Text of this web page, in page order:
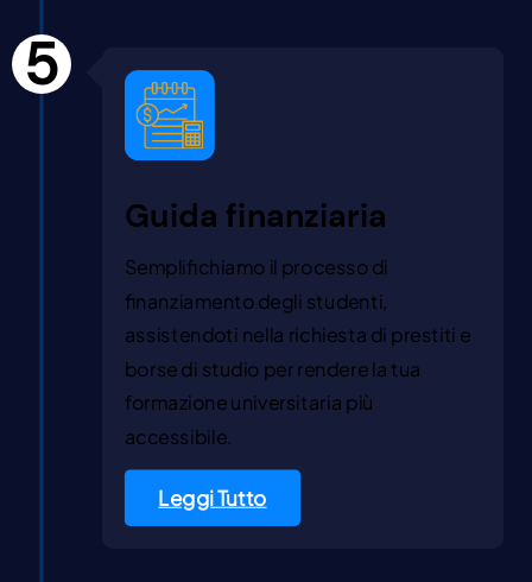
Guida finanziaria
Semplifichiamo il processo di
finanziamento degli studenti,
assistendoti nella richiesta di prestiti e
borse di studio per rendere la tua
formazione universitaria più
accessibile.
Leggi Tutto
5